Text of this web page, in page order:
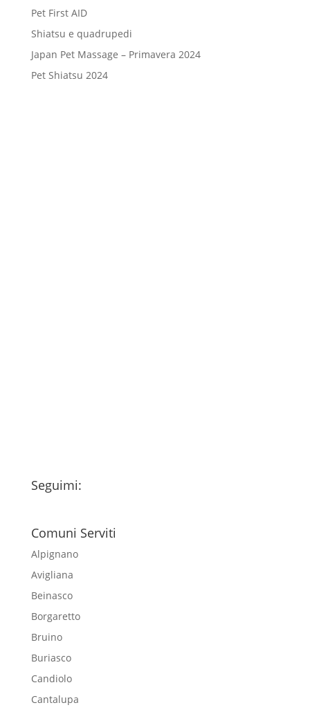
Pet First AID
Shiatsu e quadrupedi
Japan Pet Massage – Primavera 2024
Pet Shiatsu 2024
Seguimi:
Comuni Serviti
Alpignano
Avigliana
Beinasco
Borgaretto
Bruino
Buriasco
Candiolo
Cantalupa